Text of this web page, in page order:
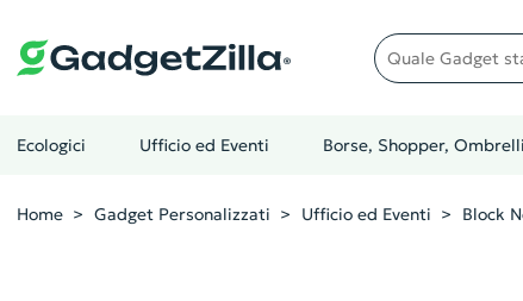
Quale gadget stai
Ecologici Ufficio ed Eventi Borse, Shopper, Ombrelli
Home Gadget Personalizzati Ufficio ed Eventi Block